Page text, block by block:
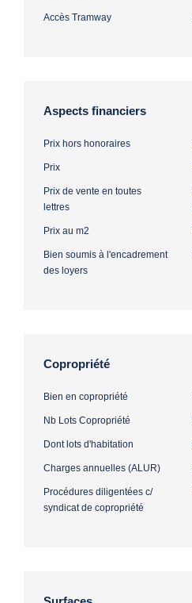
Accès Tramway
Aspects financiers
Prix hors honoraires
Prix
Prix de vente en toutes
lettres
Prix au m2
Bien soumis à l'encadrement
des loyers
Copropriété
Bien en copropriété
Nb Lots Copropriété
Dont lots d'habitation
Charges annuelles (ALUR)
Procédures diligentées c/
syndicat de copropriété